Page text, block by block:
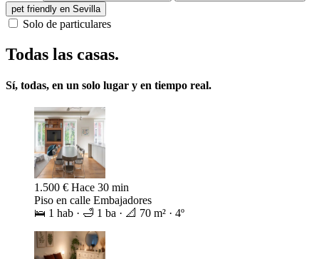
pet friendly en Sevilla
Solo de particulares
Todas las casas.
Sí, todas, en un solo lugar y en tiempo real.
900 € Hace 41 min
Piso en calle de la Paloma
🛌 1 hab · 🛁 1 ba · 📐 45 m² · 4º